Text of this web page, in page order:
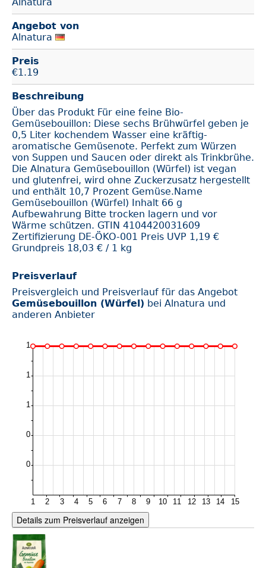
Angebot von
Alnatura
Preis
€1.19
Beschreibung
Über das Produkt Für eine feine Bio-
Gemüsebouillon: Diese sechs Brühwürfel geben je
0,5 Liter kochendem Wasser eine kräftig-
aromatische Gemüsenote. Perfekt zum Würzen
von Suppen und Saucen oder direkt als Trinkbrühe.
Die Alnatura Gemüsebouillon (Würfel) ist vegan
und glutenfrei, wird ohne Zuckerzusatz hergestellt
und enthält 10,7 Prozent Gemüse.Name
Gemüsebouillon (Würfel) Inhalt 66 g
Aufbewahrung Bitte trocken lagern und vor
Wärme schützen. GTIN 4104420031609
Zertifizierung DE-ÖKO-001 Preis UVP 1,19 €
Grundpreis 18,03 € / 1 kg
Preisverlauf
Preisvergleich und Preisverlauf für das Angebot
Gemüsebouillon (Würfel) bei Alnatura und
anderen Anbieter
Details zum Preisverlauf anzeigen